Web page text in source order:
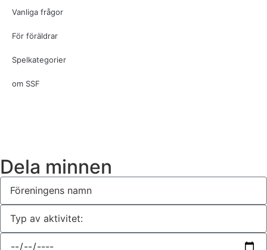
Vanliga frågor
För föräldrar
Spelkategorier
om SSF
Dela minnen